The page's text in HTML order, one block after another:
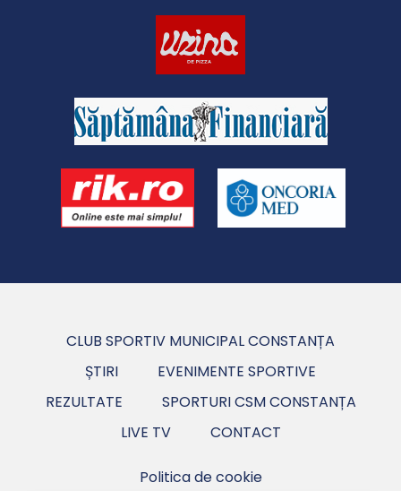
CLUB SPORTIV MUNICIPAL CONSTANȚA
ȘTIRI
EVENIMENTE SPORTIVE
REZULTATE
SPORTURI CSM CONSTANȚA
LIVE TV
CONTACT
Politica de cookie